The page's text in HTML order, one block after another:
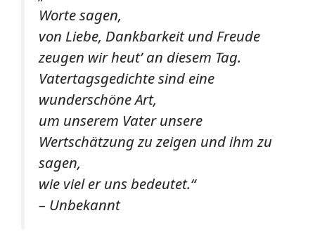
Worte sagen,
von Liebe, Dankbarkeit und Freude
zeugen wir heut’ an diesem Tag.
Vatertagsgedichte sind eine
wunderschöne Art,
um unserem Vater unsere
Wertschätzung zu zeigen und ihm zu
sagen,
wie viel er uns bedeutet.“
– Unbekannt